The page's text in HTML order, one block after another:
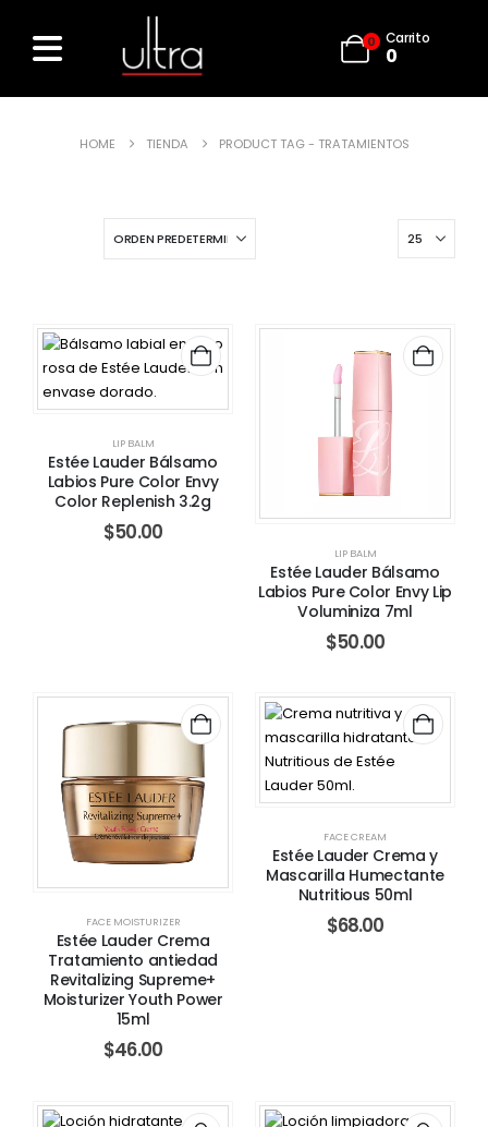
0 Carrito
0
HOME TIENDA PRODUCT TAG - TRATAMIENTOS
LIP BALM
Estée Lauder Bálsamo
Labios Pure Color Envy
Color Replenish 3.2g
$50.00
LIP BALM
Estée Lauder Bálsamo
Labios Pure Color Envy Lip
Voluminiza 7ml
$50.00
FACE MOISTURIZER
Estée Lauder Crema
Tratamiento antiedad
Revitalizing Supreme+
Moisturizer Youth Power
15ml
$46.00
FACE CREAM
Estée Lauder Crema y
Mascarilla Humectante
Nutritious 50ml
$68.00